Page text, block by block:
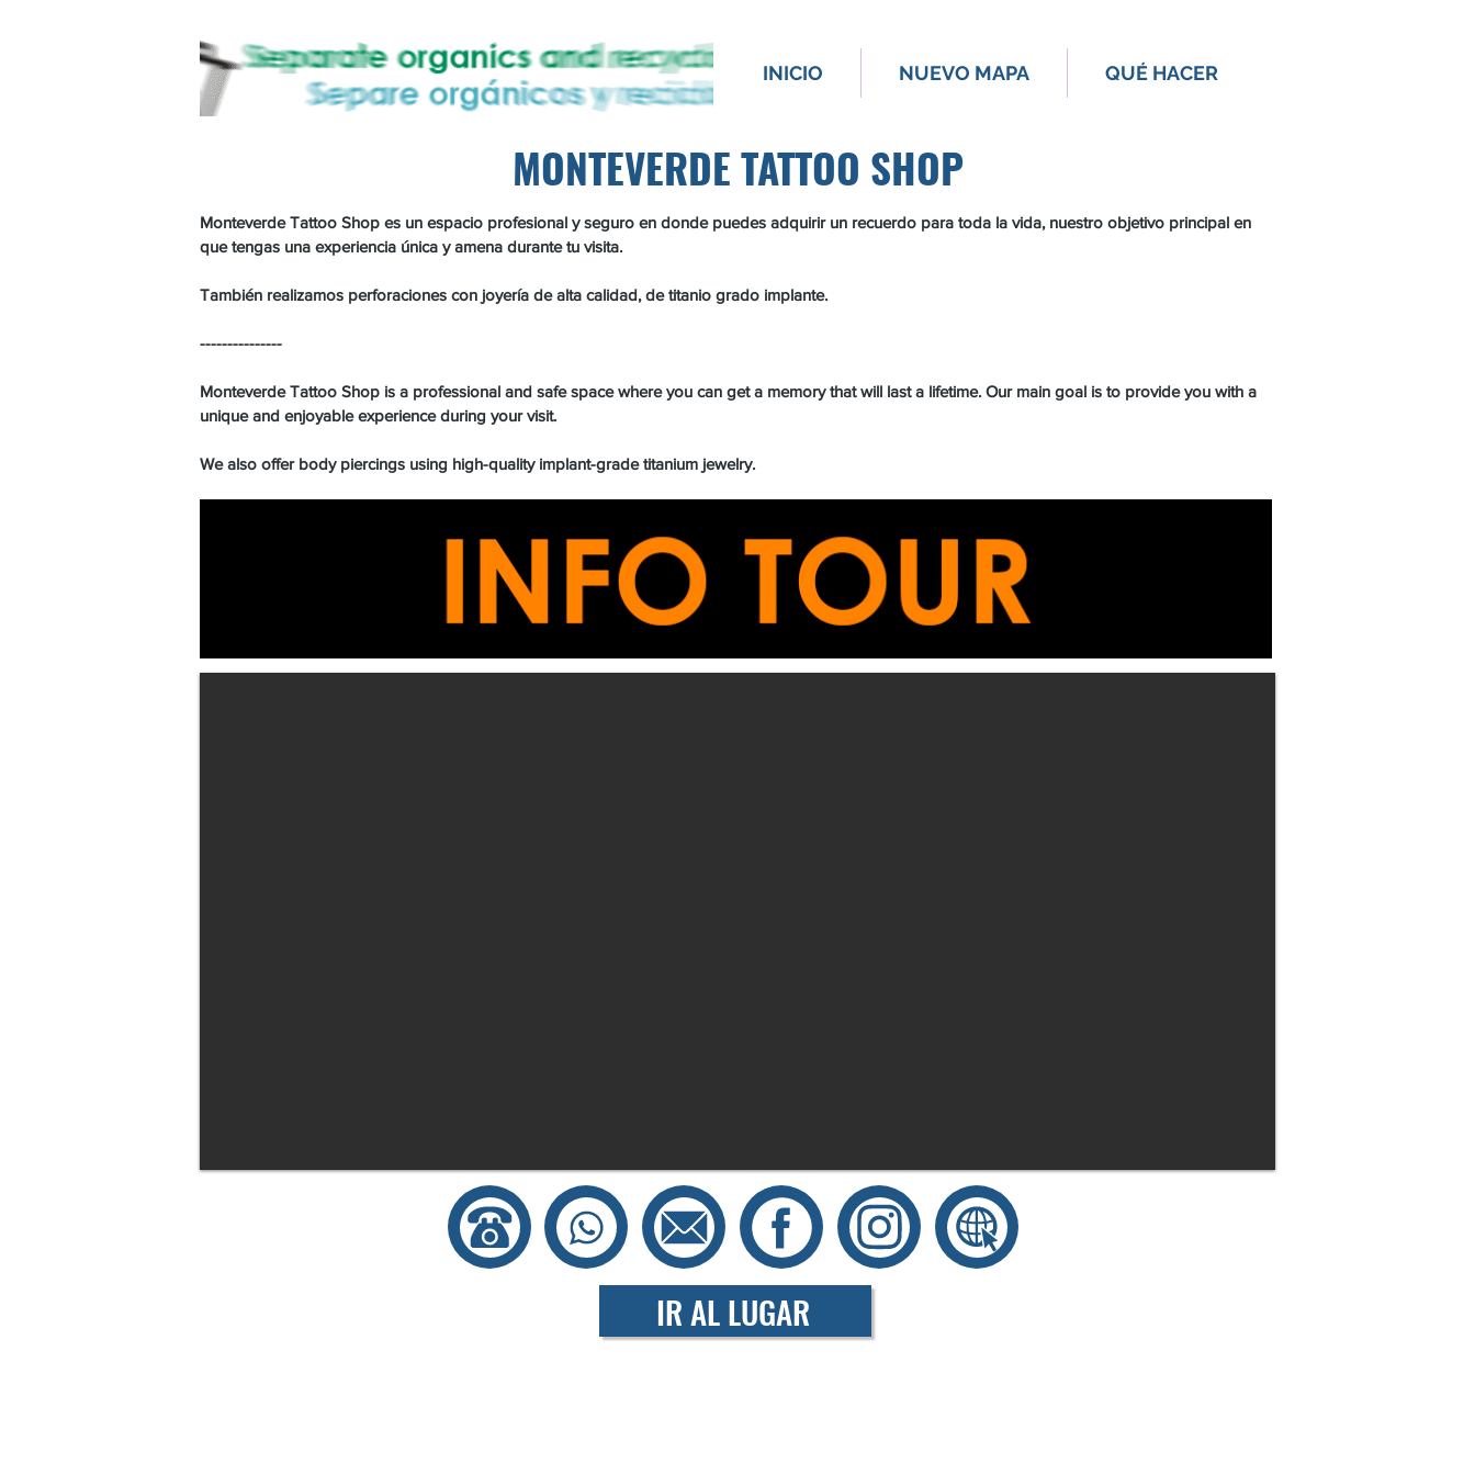
INICIO NUEVO MAPA QUÉ HACER
MONTEVERDE TATTOO SHOP
Monteverde Tattoo Shop es un espacio profesional y seguro en donde puedes adquirir un recuerdo para toda la vida, nuestro objetivo principal en
que tengas una experiencia única y amena durante tu visita.
También realizamos perforaciones con joyería de alta calidad, de titanio grado implante.
---------------
Monteverde Tattoo Shop is a professional and safe space where you can get a memory that will last a lifetime. Our main goal is to provide you with a
unique and enjoyable experience during your visit.
We also offer body piercings using high-quality implant-grade titanium jewelry.
IR AL LUGAR